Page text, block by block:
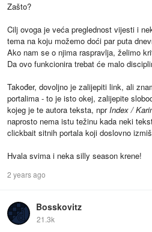
Zašto?
Cilj ovoga je veća preglednost vijesti i
tema na koju možemo doći par puta
Ako nam se o njima raspravlja, želimo
Da ovo funkcionira trebat će malo
Također, dovoljno je zalijepiti link, ali
portalima - to je isto okej, zalijepite
kojeg je te autora teksta, nprIndex /
naprosto nema istu težinu kada neki
clickbait sitnih portala koji doslovno
Hvala svima i neka silly season krene!
2 years ago
Bosskovitz
21.3k